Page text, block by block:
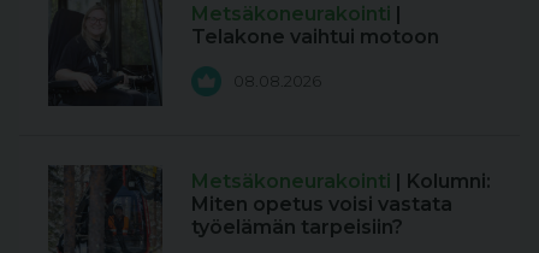
Metsäkoneurakointi |
Telakone vaihtui motoon
08.08.2026
Metsäkoneurakointi | Kolumni:
Miten opetus voisi vastata
työelämän tarpeisiin?